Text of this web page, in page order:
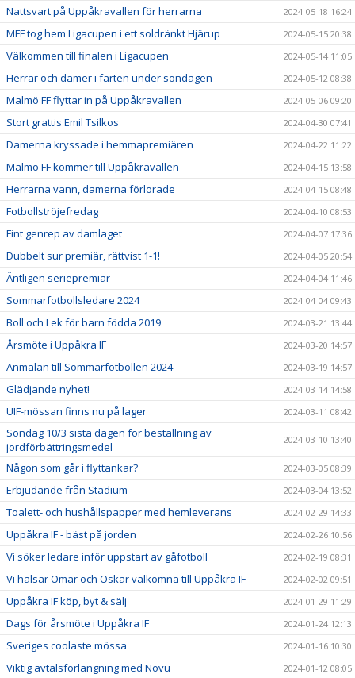
Nattsvart på Uppåkravallen för herrarna 2024-05-18 16:24
MFF tog hem Ligacupen i ett soldränkt Hjärup 2024-05-15 20:38
Välkommen till finalen i Ligacupen 2024-05-14 11:05
Herrar och damer i farten under söndagen 2024-05-12 08:38
Malmö FF flyttar in på Uppåkravallen 2024-05-06 09:20
Stort grattis Emil Tsilkos 2024-04-30 07:41
Damerna kryssade i hemmapremiären 2024-04-22 11:22
Malmö FF kommer till Uppåkravallen 2024-04-15 13:58
Herrarna vann, damerna förlorade 2024-04-15 08:48
Fotbollströjefredag 2024-04-10 08:53
Fint genrep av damlaget 2024-04-07 17:36
Dubbelt sur premiär, rättvist 1-1! 2024-04-05 20:54
Äntligen seriepremiär 2024-04-04 11:46
Sommarfotbollsledare 2024 2024-04-04 09:43
Boll och Lek för barn födda 2019 2024-03-21 13:44
Årsmöte i Uppåkra IF 2024-03-20 14:57
Anmälan till Sommarfotbollen 2024 2024-03-19 14:57
Glädjande nyhet! 2024-03-14 14:58
UIF-mössan finns nu på lager 2024-03-11 08:42
Söndag 10/3 sista dagen för beställning av
jordförbättringsmedel
2024-03-10 13:40
Någon som går i flyttankar? 2024-03-05 08:39
Erbjudande från Stadium 2024-03-04 13:52
Toalett- och hushållspapper med hemleverans 2024-02-29 14:33
Uppåkra IF - bäst på jorden 2024-02-26 10:56
Vi söker ledare inför uppstart av gåfotboll 2024-02-19 08:31
Vi hälsar Omar och Oskar välkomna till Uppåkra IF 2024-02-02 09:51
Uppåkra IF köp, byt & sälj 2024-01-29 11:29
Dags för årsmöte i Uppåkra IF 2024-01-24 12:13
Sveriges coolaste mössa 2024-01-16 10:30
Viktig avtalsförlängning med Novu 2024-01-12 08:05